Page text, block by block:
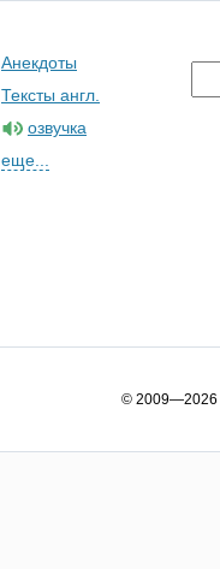
Анекдоты
Тексты англ.
озвучка
еще...
© 2009—2026